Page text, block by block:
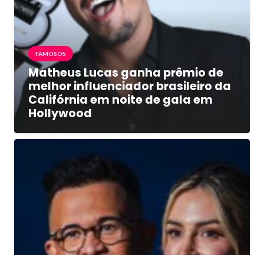
FAMOSOS
Matheus Lucas ganha prêmio de
melhor influenciador brasileiro da
Califórnia em noite de gala em
Hollywood